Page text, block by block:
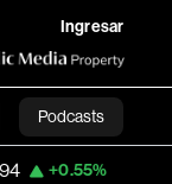
Ingresar
Podcasts
USD COP 3,175.95